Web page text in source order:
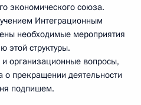
экономического союза.
Интеграционным
необходимые мероприятия
этой структуры.
организационные вопросы,
о прекращении деятельности
подпишем.